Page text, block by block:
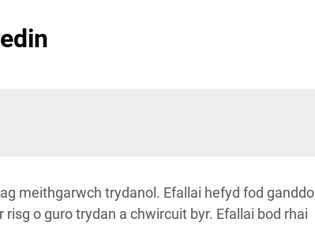
meithgarwch trydanol. Efallai hefyd fod ganddo
o guro trydan a chwircuit byr. Efallai bod rhai